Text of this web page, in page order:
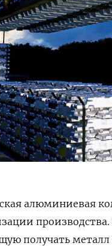
алюминиевая
получать металл